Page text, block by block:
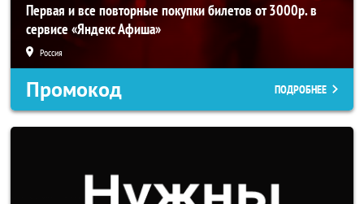
Первая и все повторные покупки билетов от 3000р. в
сервисе «Яндекс Афиша»
Россия
Промокод ПОДРОБНЕЕ